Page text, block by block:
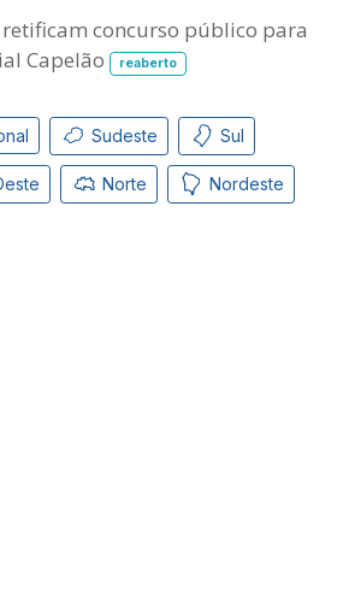
retificam concurso público para
Capelão
reaberto
Sudeste Sul
Norte Nordeste